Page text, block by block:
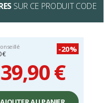
SUR CE PRODUIT CODE
€
-20%
39,90 €